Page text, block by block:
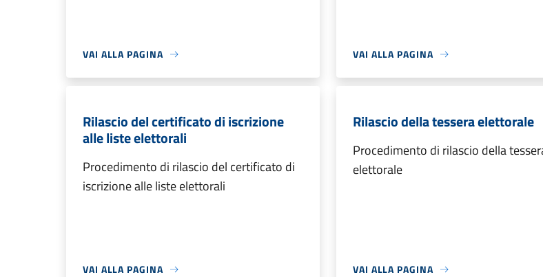
VAI ALLA PAGINA VAI ALLA PAGINA
Rilascio del certificato di iscrizione
alle liste elettorali
Procedimento di rilascio del certificato di
iscrizione alle liste elettorali
VAI ALLA PAGINA
Rilascio della tessera elettorale
Procedimento di rilascio della
elettorale
VAI ALLA PAGINA